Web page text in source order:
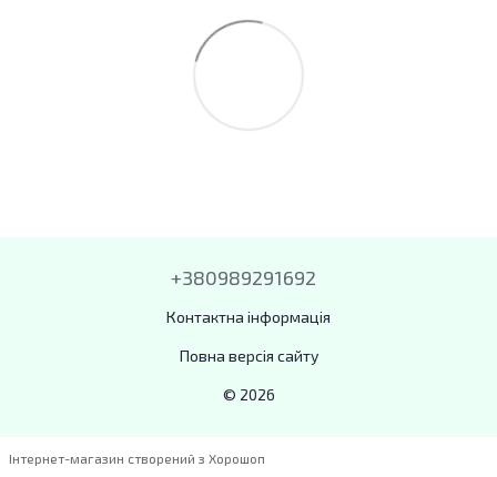
+380989291692
Контактна інформація
Повна версія сайту
© 2026
Інтернет-магазин створений з Хорошоп